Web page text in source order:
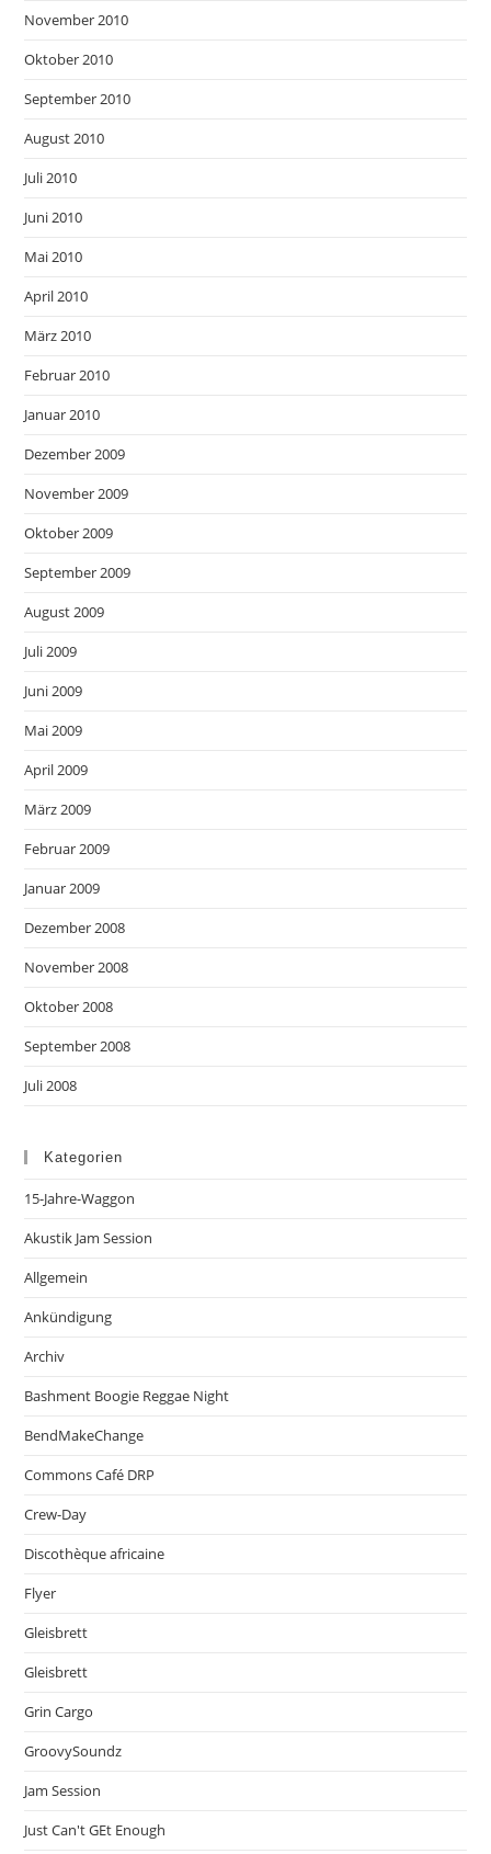
November 2010
Oktober 2010
September 2010
August 2010
Juli 2010
Juni 2010
Mai 2010
April 2010
März 2010
Februar 2010
Januar 2010
Dezember 2009
November 2009
Oktober 2009
September 2009
August 2009
Juli 2009
Juni 2009
Mai 2009
April 2009
März 2009
Februar 2009
Januar 2009
Dezember 2008
November 2008
Oktober 2008
September 2008
Juli 2008
Kategorien
15-Jahre-Waggon
Akustik Jam Session
Allgemein
Ankündigung
Archiv
Bashment Boogie Reggae Night
BendMakeChange
Commons Café DRP
Crew-Day
Discothèque africaine
Flyer
Gleisbrett
Gleisbrett
Grin Cargo
GroovySoundz
Jam Session
Just Can't GEt Enough